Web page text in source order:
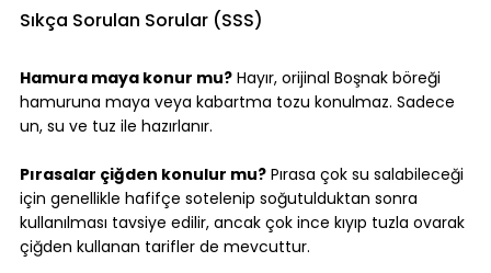
Sıkça Sorulan Sorular (SSS)
Hamura maya konur mu? Hayır, orijinal Boşnak böreği
hamuruna maya veya kabartma tozu konulmaz. Sadece
un, su ve tuz ile hazırlanır.
Pırasalar çiğden konulur mu? Pırasa çok su salabileceği
için genellikle hafifçe sotelenip soğutulduktan sonra
kullanılması tavsiye edilir, ancak çok ince kıyıp tuzla ovarak
çiğden kullanan tarifler de mevcuttur.